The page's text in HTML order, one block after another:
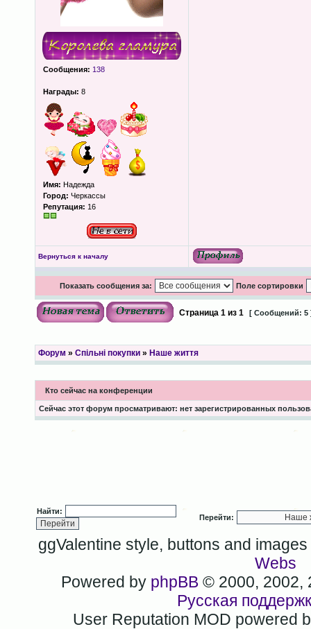
Сообщения: 138
Награды: 8
Имя: Надежда
Город: Черкассы
Репутация: 16
Вернуться к началу
Показать сообщения за: Поле сортировки
Страница 1из 1 [ Сообщений: 5
Форум » Спільні покупки» Наше життя
Кто сейчас на конференции
Сейчас этот форум просматривают: нет зарегистрированных
Найти:
Перейти:
ggValentine style, buttons and
Webs
Powered by phpBB © 2000, 2002,
Русская
User Reputation MOD powered